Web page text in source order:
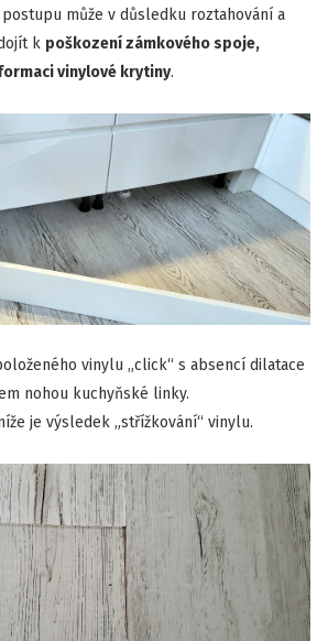
může v důsledku roztahování a
k poškození zámkového spoje,
vinylové krytiny.
vinylu „click“ s absencí dilatace
nohou kuchyňské linky.
je výsledek „střížkování“ vinylu.